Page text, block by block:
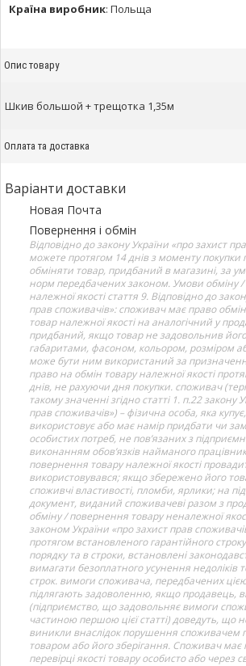
Країна виробник: Польща
Опис товару
Шкив большой + трещотка 1,35м
Оплата та доставка
Варіанти доставки
Новая Почта
Повернення і обмін
Відповідно до закону України «про захист
можете протягом 14 днів з моменту покупки
обміняти товар, придбаний в магазині, за
норм передбачених законом. Умови обміну
належної якості стаття 9. Відповідно до
прав споживачів»: споживач має право
товар належної якості на аналогічний у
придбаний, якщо товар не задовольнив
габаритами, фасоном, кольором, розміром
може бути ним використаний за
право на обмін товару належної якості
днів, не рахуючи дня покупки. споживач
такому значенні згідно статті 1. п.22 закону
прав споживачів») – фізична особа, яка
використовує або має намір придбати чи
особистих потреб, не пов’язаних з
виконанням обов’язків найманого
повернення товару належної якості
використовувався; якщо збережено його
споживчі властивості, пломби, ярлики; на
документ, виданий споживачеві разом з
обміну / повернення товару неналежної
законом України «про захист прав
протягом встановленого гарантійного
порядку та в строки, встановлені
вимагати безоплатного усунення недоліків
строк. вимоги споживача, передбачених
підлягають задоволенню, якщо продавець,
(підприємство, що задовольняє вимоги
частиною першою цієї статті) доведуть, що
виникли внаслідок порушення споживачем
товаром або його зберігання. Споживач має
перевірці якості товару особисто або через